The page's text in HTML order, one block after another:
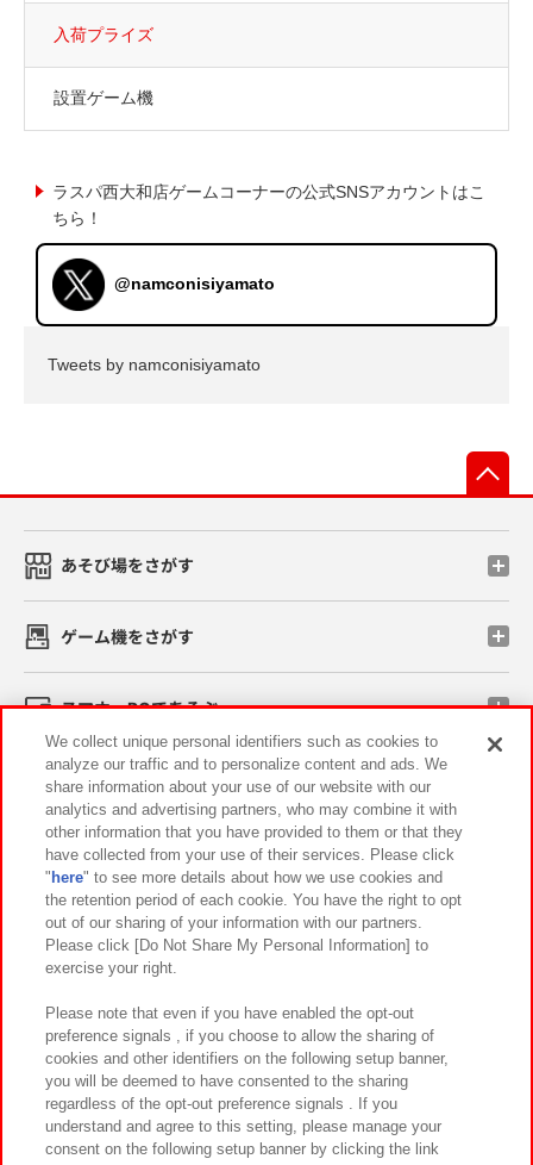
入荷プライズ
設置ゲーム機
ラスパ西大和店ゲームコーナーの公式SNSアカウントはこ
ちら！
@namconisiyamato
Tweets by namconisiyamato
あそび場をさがす
ゲーム機をさがす
スマホ・PCであそぶ
イベント・キャンペーン
関連会社 サステナビリティ サイトポリシー
プライバシーポリシー ウェブアクセシビリティ方針と検証結果
お取引先さまとともに
カスタマーハラスメント対応方針 よくあるご質問・お問い合わせ
We collect unique personal identifiers such as cookies to
analyze our traffic and to personalize content and ads. We
share information about your use of our website with our
analytics and advertising partners, who may combine it with
other information that you have provided to them or that they
have collected from your use of their services. Please click
" here" to see more details about how we use cookies and
the retention period of each cookie. You have the right to opt
out of our sharing of your information with our partners.
Please click [Do Not Share My Personal Information] to
exercise your right.
Please note that even if you have enabled the opt-out
preference signals , if you choose to allow the sharing of
cookies and other identifiers on the following setup banner,
you will be deemed to have consented to the sharing
regardless of the opt-out preference signals . If you
understand and agree to this setting, please manage your
consent on the following setup banner by clicking the link